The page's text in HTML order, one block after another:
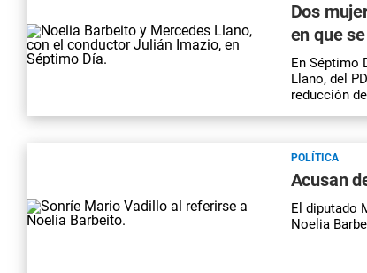
Dos
en que
En Séptimo
Llano, del
reducción
POLÍTICA
Acusan
El diputado
Noelia